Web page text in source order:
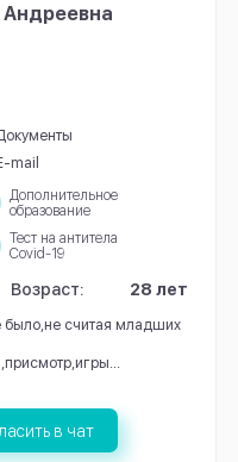
mail
Дополнительное
образование
Тест на антитела
Covid-19
Возраст: 28 лет
было,не считая младших
в чат